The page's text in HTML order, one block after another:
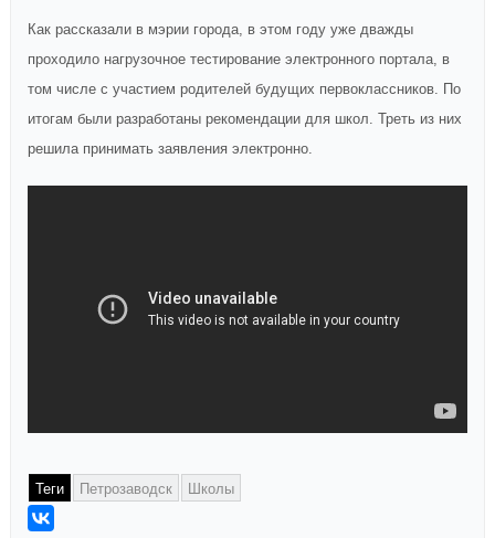
Как рассказали в мэрии города, в этом году уже дважды
проходило нагрузочное тестирование электронного портала, в
том числе с участием родителей будущих первоклассников. По
итогам были разработаны рекомендации для школ. Треть из них
решила принимать заявления электронно.
Теги Петрозаводск Школы